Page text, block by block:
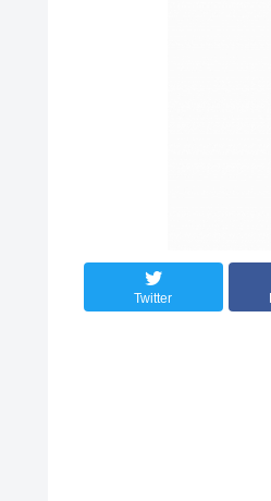
Twitter